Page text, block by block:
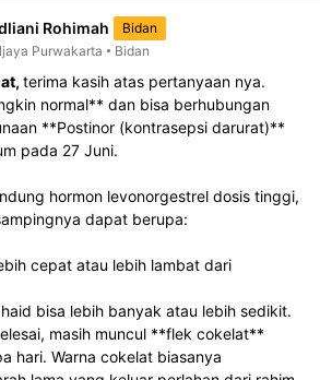
Rohimah
Bidan
Purwakarta
Bidan
terima kasih atas pertanyaan nya.
normal** dan bisa berhubungan
**Postinor (kontrasepsi darurat)**
pada 27 Juni.
hormon levonorgestrel dosis tinggi,
dapat berupa:
cepat atau lebih lambat dari
bisa lebih banyak atau lebih sedikit.
masih muncul **flek cokelat**
hari. Warna cokelat biasanya